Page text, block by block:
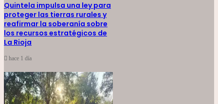
Quintela impulsa una ley para
proteger las tierras rurales y
reafirmar la soberanía sobre
los recursos estratégicos de
La Rioja
hace 1 día